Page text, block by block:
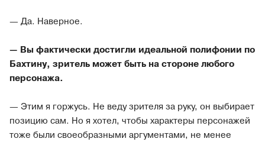
— Да. Наверное.
— Вы фактически достигли идеальной полифонии по
Бахтину, зритель может быть на стороне любого
персонажа.
— Этим я горжусь. Не веду зрителя за руку, он выбирает
позицию сам. Но я хотел, чтобы характеры персонажей
тоже были своеобразными аргументами, не менее